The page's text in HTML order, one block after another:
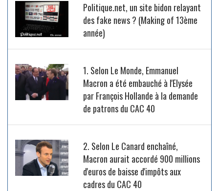
Politique.net, un site bidon relayant
des fake news ? (Making of 13ème
année)
1. Selon Le Monde, Emmanuel
Macron a été embauché à l'Elysée
par François Hollande à la demande
de patrons du CAC 40
2. Selon Le Canard enchaîné,
Macron aurait accordé 900 millions
d'euros de baisse d'impôts aux
cadres du CAC 40